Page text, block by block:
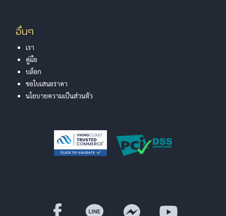
อื่นๆ
เรา
คู่มือ
บล็อก
ขอใบเสนอราคา
นโยบายความเป็นส่วนตัว